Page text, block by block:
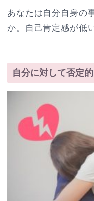
あなたは自分自身の
か。自己肯定感が低
自分に対して否定的